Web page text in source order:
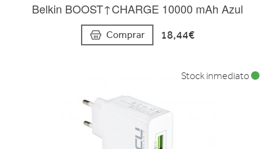
Belkin BOOST↑CHARGE 10000 mAh Azul
Comprar 18,44€
Stock inmediato